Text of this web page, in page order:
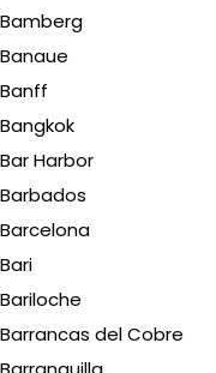
Bamberg
Banaue
Banff
Bangkok
Bar Harbor
Barbados
Barcelona
Bari
Bariloche
Barrancas del Cobre